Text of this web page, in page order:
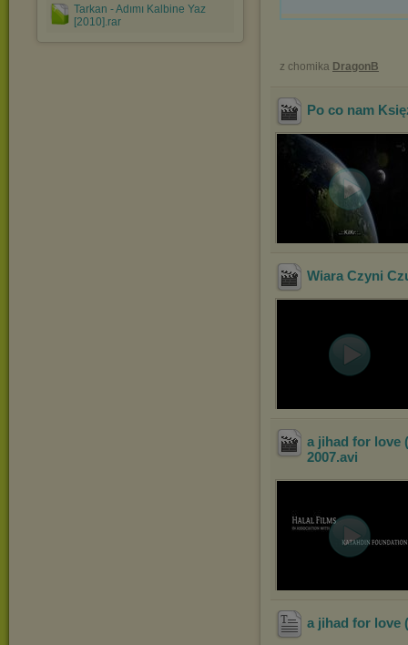
Tarkan - Adımı Kalbine Yaz
[2010].rar
z chomika DragonB
Po co nam
Wiara Czyni
a jihad for love
2007.avi
a jihad for love